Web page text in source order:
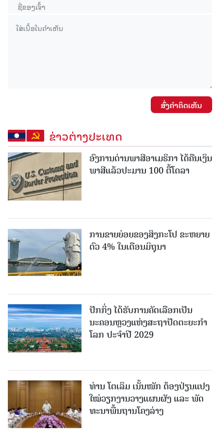
ສົ່ງຄໍາຄິດເຫັນ
ຂ່າວຕ່າງປະເທດ
ອົງການດ່ານພາສີອາເມຣິກາ ໄດ້ຄືນເງິນ
ພາສີແລ້ວປະມານ 100 ຕື້ໂດລາ
ການຂາຍຍ່ອຍຂອງສິງກະໂປ ຂະຫຍາຍ
ຕົວ 4% ໃນເດືອນມິຖຸນາ
ປັກກິ່ງ ໄດ້ຮັບການຄັດເລືອກເປັນ
ນະຄອນຫຼວງແຫ່ງສະຖາປັດຕະຍະກຳ
ໂລກ ປະຈຳປີ 2029
ທ່ານ ໂຕ​ເລິມ ເນັ້ນໜັກ ຕ້ອງ​ປ່ຽນ​ແປງ​
ໃໝ່​ວຽກ​ງານ​ວາງ​ແຜນ​ຜັງ ແລະ ​ພັດ​
ທະ​ນາ​ພື້ນ​ຖານ​ໂຄງ​ລ່າງ